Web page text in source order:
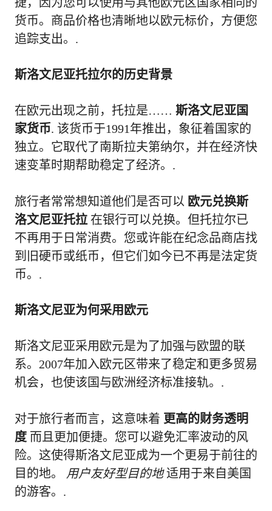
货币。商品价格也清晰地以欧元标价，方便您
追踪支出。.
斯洛文尼亚托拉尔的历史背景
在欧元出现之前，托拉是…… 斯洛文尼亚国
家货币. 该货币于1991年推出，象征着国家的
独立。它取代了南斯拉夫第纳尔，并在经济快
速变革时期帮助稳定了经济。.
旅行者常常想知道他们是否可以 欧元兑换斯
洛文尼亚托拉 在银行可以兑换。但托拉尔已
不再用于日常消费。您或许能在纪念品商店找
到旧硬币或纸币，但它们如今已不再是法定货
币。.
斯洛文尼亚为何采用欧元
斯洛文尼亚采用欧元是为了加强与欧盟的联
系。2007年加入欧元区带来了稳定和更多贸易
机会，也使该国与欧洲经济标准接轨。.
对于旅行者而言，这意味着 更高的财务透明
度 而且更加便捷。您可以避免汇率波动的风
险。这使得斯洛文尼亚成为一个更易于前往的
目的地。 用户友好型目的地适用于来自美国
的游客。.